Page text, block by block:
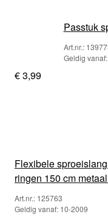
Passtuk
Art.nr.:
Geldig
€ 3,99
Flexibele
ringen 150 cm
Art.nr.: 125763
Geldig vanaf: 10-2009